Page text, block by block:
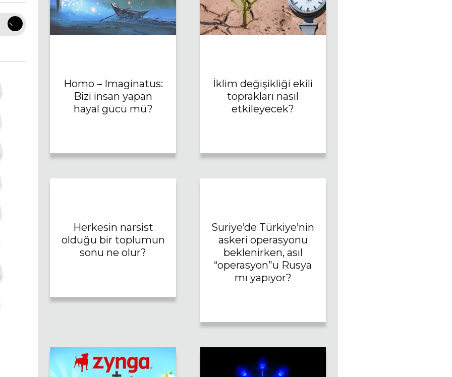
Homo – Imaginatus:
Bizi insan yapan
hayal gücü mü?
İklim değişikliği ekili
toprakları nasıl
etkileyecek?
Herkesin narsist
olduğu bir toplumun
sonu ne olur?
Suriye’de Türkiye’nin
askeri operasyonu
beklenirken, asıl
“operasyon”u Rusya
mı yapıyor?